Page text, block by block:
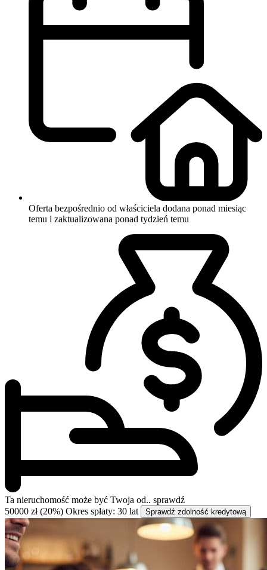
Oferta bezpośrednio od właściciela dodana ponad miesiąc
temu i zaktualizowana ponad tydzień temu
Ta nieruchomość może być Twoja od.. sprawdź
50000 zł (20%) Okres spłaty: 30 lat Sprawdź zdolność kredytową